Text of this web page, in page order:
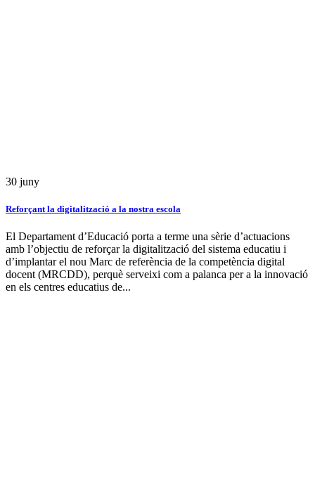
30 juny
Reforçant la digitalització a la nostra escola
El Departament d’Educació porta a terme una sèrie d’actuacions
amb l’objectiu de reforçar la digitalització del sistema educatiu i
d’implantar el nou Marc de referència de la competència digital
docent (MRCDD), perquè serveixi com a palanca per a la innovació
en els centres educatius de...